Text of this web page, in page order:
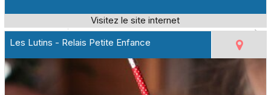
Les Lutins - Relais Petite Enfance